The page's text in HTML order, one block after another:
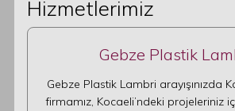
Hizmetlerimiz
Gebze Plastik
Gebze Plastik Lambri arayışınızda
firmamız, Kocaeli’ndeki projeleriniz